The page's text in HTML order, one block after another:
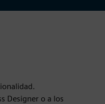
Designer o a los